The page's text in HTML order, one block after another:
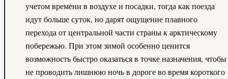
учетом времени в воздухе и посадки, тогда как поезда
идут больше суток, но дарят ощущение плавного
перехода от центральной части страны к арктическому
побережью. При этом зимой особенно ценится
возможность быстро оказаться в точке назначения, чтобы
не проводить лишнюю ночь в дороге во время короткого